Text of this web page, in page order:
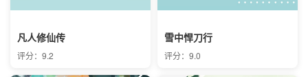
凡人修仙传
评分：9.2
雪中悍刀行
评分：9.0